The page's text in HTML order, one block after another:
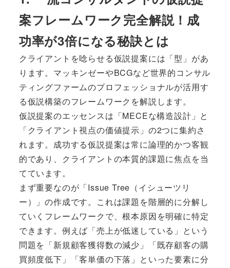
案フレームワーク完全解説！成
功率が3倍になる秘訣とは
クライアントを唸らせる仮説提案には「型」があ
ります。マッキンゼーやBCGなど世界的コンサル
ティングファームのプロフェッショナルが活用す
る仮説構築のフレームワークを解説します。
仮説提案のエッセンスは「MECEな構造設計」と
「クライアント視点の価値提示」の2つに集約さ
れます。成功する仮説提案は常に論理的かつ客観
的であり、クライアントの本質的課題に焦点を当
てています。
まず重要なのが「Issue Tree（イシューツリ
ー）」の作成です。これは課題を階層的に分解し
ていくフレームワークで、根本原因を明確に特定
できます。例えば「売上が低迷している」という
問題を「新規顧客獲得数の減少」「既存顧客の購
買頻度低下」「客単価の下落」といった要素に分